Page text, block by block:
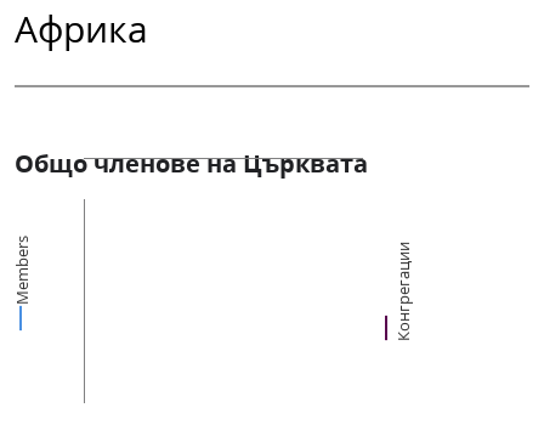
Африка
Общо членове на Църквата
Members Конгрегации